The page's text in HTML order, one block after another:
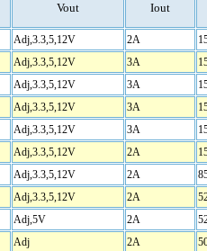
Vout Iout
Adj,3.3,5,12V 2A
Adj,3.3,5,12V 3A
Adj,3.3,5,12V 3A
Adj,3.3,5,12V 3A
Adj,3.3,5,12V 3A
Adj,3.3,5,12V 2A
Adj,3.3,5,12V 2A
Adj,3.3,5,12V 2A
Adj,5V 2A
Adj 2A